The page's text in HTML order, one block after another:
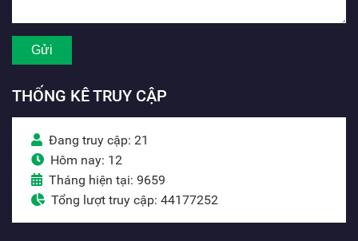
THỐNG KÊ TRUY CẬP
Đang truy cập: 21
Hôm nay: 12
Tháng hiện tại: 9659
Tổng lượt truy cập: 44177252